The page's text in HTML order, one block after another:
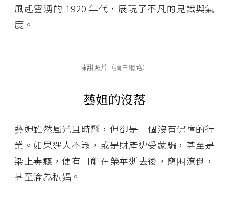
風起雲湧的 1920 年代，展現了不凡的見識與氣
度。
陳甜照片（摘自網路）
藝妲的沒落
藝妲雖然風光且時髦，但卻是一個沒有保障的行
業。如果遇人不淑，或是財產遭受蒙騙，甚至是
染上毒癮，便有可能在榮華逝去後，窮困潦倒，
甚至淪為私娼。